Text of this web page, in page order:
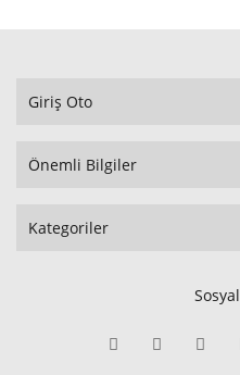
Giriş Oto
Önemli Bilgiler
Kategoriler